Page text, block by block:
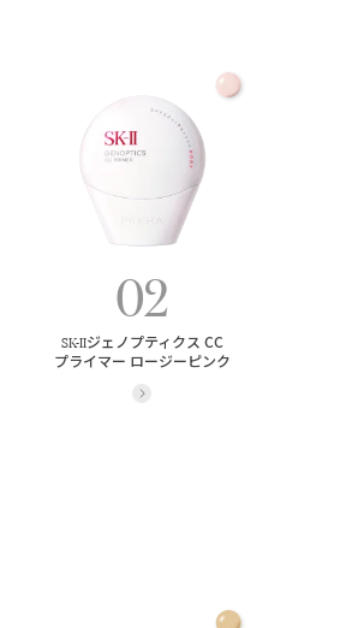
02
SK-IIジェノプティクス CC
プライマー ロージーピンク
詳細をみる